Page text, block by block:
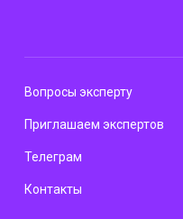
Вопросы эксперту
Приглашаем экспертов
Телеграм
Контакты